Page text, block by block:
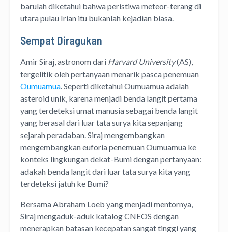
barulah diketahui bahwa peristiwa meteor-terang di
utara pulau Irian itu bukanlah kejadian biasa.
Sempat Diragukan
Amir Siraj, astronom dari Harvard University(AS),
tergelitik oleh pertanyaan menarik pasca penemuan
Oumuamua. Seperti diketahui Oumuamua adalah
asteroid unik, karena menjadi benda langit pertama
yang terdeteksi umat manusia sebagai benda langit
yang berasal dari luar tata surya kita sepanjang
sejarah peradaban. Siraj mengembangkan
mengembangkan euforia penemuan Oumuamua ke
konteks lingkungan dekat-Bumi dengan pertanyaan:
adakah benda langit dari luar tata surya kita yang
terdeteksi jatuh ke Bumi?
Bersama Abraham Loeb yang menjadi mentornya,
Siraj mengaduk-aduk katalog CNEOS dengan
menerapkan batasan kecepatan sangat tinggi yang